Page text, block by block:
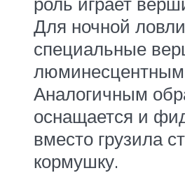
Для ночной
специальные
Аналогичным
оснащается и
вместо грузила
кормушку.